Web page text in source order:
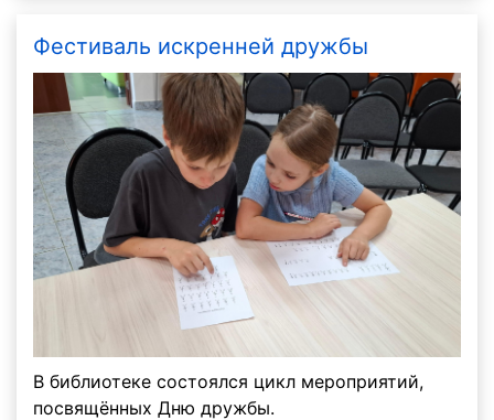
Фестиваль искренней дружбы
В библиотеке состоялся цикл мероприятий,
посвящённых Дню дружбы.